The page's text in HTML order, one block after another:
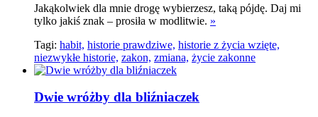
Jakąkolwiek dla mnie drogę wybierzesz, taką pójdę. Daj mi
tylko jakiś znak – prosiła w modlitwie. »
Tagi: habit, historie prawdziwe, historie z życia wzięte,
niezwykłe historie, zakon, zmiana, życie zakonne
Dwie wróżby dla bliźniaczek